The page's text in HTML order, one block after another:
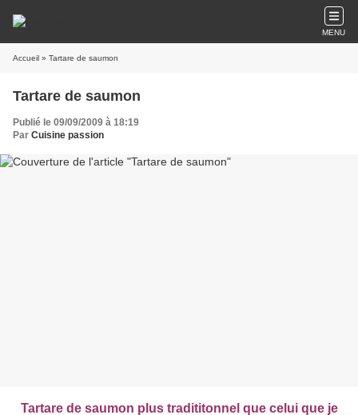
MENU
Accueil » Tartare de saumon
Tartare de saumon
Publié le 09/09/2009 à 18:19
Par Cuisine passion
Tartare de saumon plus tradititonnel que celui que je